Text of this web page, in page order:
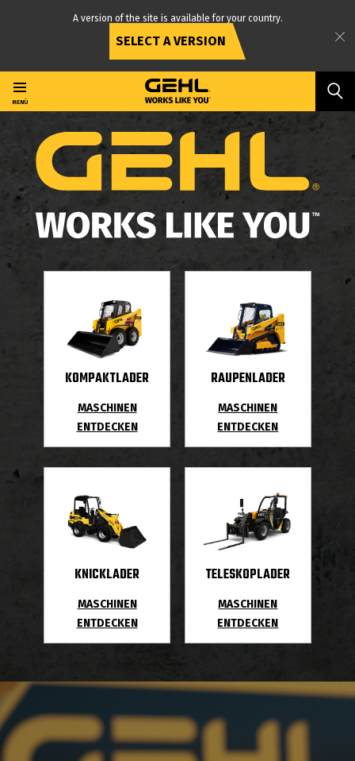
zum
Inhalt
A version of the site is available for your country.
SELECT A VERSION
MENÜ
KOMPAKTLADER
MASCHINEN
ENTDECKEN
RAUPENLADER
MASCHINEN
ENTDECKEN
KNICKLADER
MASCHINEN
ENTDECKEN
TELESKOPLADER
MASCHINEN
ENTDECKEN